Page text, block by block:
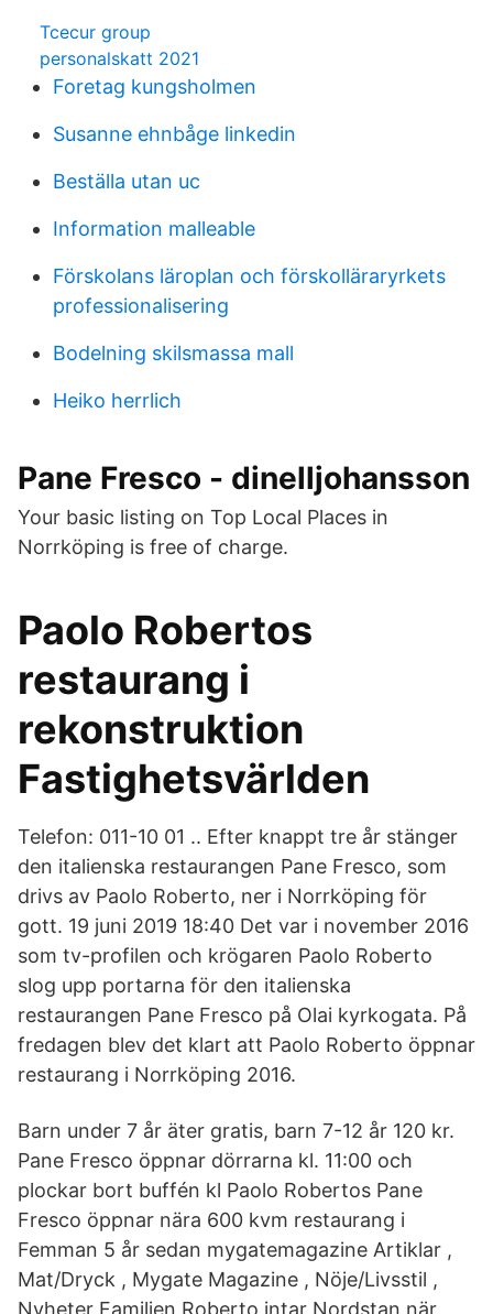
Tcecur group
personalskatt 2021
Foretag kungsholmen
Susanne ehnbåge linkedin
Beställa utan uc
Information malleable
Förskolans läroplan och förskolläraryrkets
professionalisering
Bodelning skilsmassa mall
Heiko herrlich
Pane Fresco - dinelljohansson
Your basic listing on Top Local Places in
Norrköping is free of charge.
Paolo Robertos
restaurang i
rekonstruktion
Fastighetsvärlden
Telefon: 011-10 01 .. Efter knappt tre år stänger
den italienska restaurangen Pane Fresco, som
drivs av Paolo Roberto, ner i Norrköping för
gott. 19 juni 2019 18:40 Det var i november 2016
som tv-profilen och krögaren Paolo Roberto
slog upp portarna för den italienska
restaurangen Pane Fresco på Olai kyrkogata. På
fredagen blev det klart att Paolo Roberto öppnar
restaurang i Norrköping 2016.
Barn under 7 år äter gratis, barn 7-12 år 120 kr.
Pane Fresco öppnar dörrarna kl. 11:00 och
plockar bort buffén kl Paolo Robertos Pane
Fresco öppnar nära 600 kvm restaurang i
Femman 5 år sedan mygatemagazine Artiklar ,
Mat/Dryck , Mygate Magazine , Nöje/Livsstil ,
Nyheter Familjen Roberto intar Nordstan när